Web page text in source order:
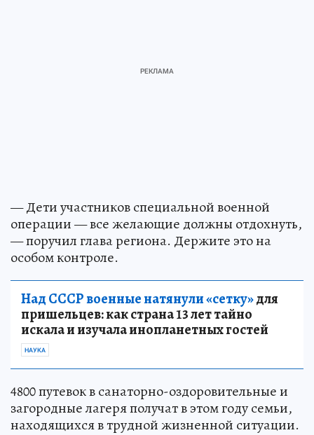
— Дети участников специальной военной
операции — все желающие должны отдохнуть,
— поручил глава региона. Держите это на
особом контроле.
Над СССР военные натянули «сетку»для
пришельцев: как страна 13 лет тайно
искала и изучала инопланетных гостей
НАУКА
4800 путевок в санаторно-оздоровительные и
загородные лагеря получат в этом году семьи,
находящихся в трудной жизненной ситуации.